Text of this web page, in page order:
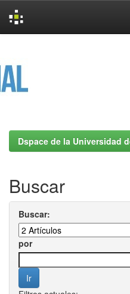
Dspace de la Universidad
Buscar
Buscar:
por